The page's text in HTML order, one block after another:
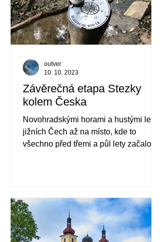
Závěrečná etapa Stezky
kolem Česka
Novohradskými horami a hustými lesy
jižních Čech až na místo, kde to
všechno před třemi a půl lety začalo -
outver
10. 10. 2023